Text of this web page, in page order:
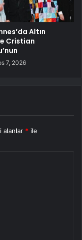
Altın
Cristian
7, 2026
alanlar * ile